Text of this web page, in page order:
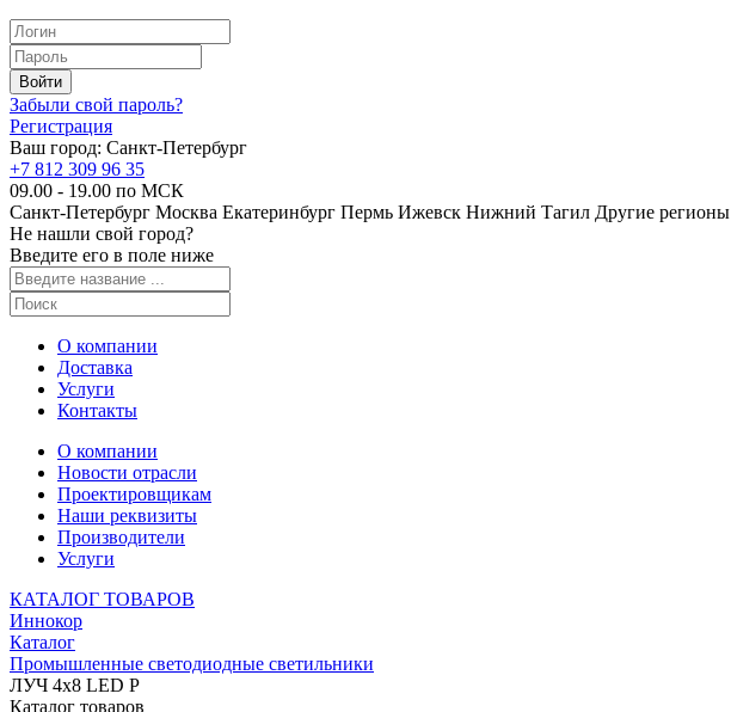
Забыли свой пароль?
Регистрация
Ваш город: Санкт-Петербург
+7 812 309 96 35
09.00 - 19.00 по МСК
Санкт-Петербург Москва Екатеринбург Пермь Ижевск Нижний Тагил Другие регионы
Не нашли свой город?
Введите его в поле ниже
О компании
Доставка
Услуги
Контакты
О компании
Новости отрасли
Проектировщикам
Наши реквизиты
Производители
Услуги
КАТАЛОГ ТОВАРОВ
Иннокор
Каталог
Промышленные светодиодные светильники
ЛУЧ 4х8 LED P
Каталог товаров